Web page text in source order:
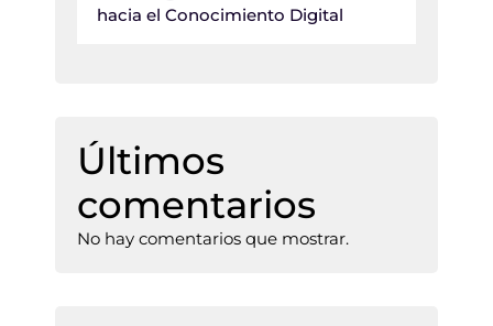
hacia el Conocimiento Digital
Últimos
comentarios
No hay comentarios que mostrar.